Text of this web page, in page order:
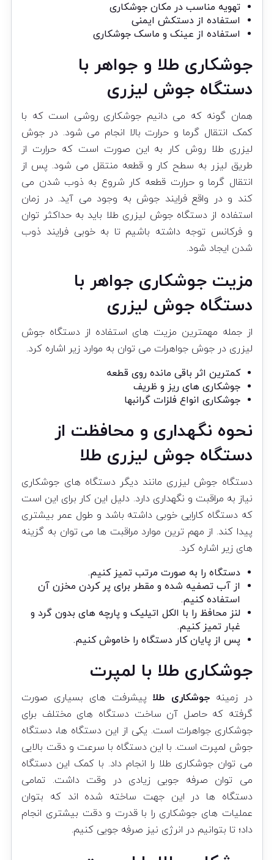
تهویه مناسب در مکان جوشکاری
استفاده از دستکش ایمنی
استفاده از عینک و ماسک جوشکاری
جوشکاری طلا و جواهر با
دستگاه جوش لیزری
همان گونه که می دانیم جوشکاری روشی است که با
کمک انتقال گرما و حرارت بالا انجام می شود. در جوش
لیزری طلا روش کار به این صورت است که حرارت از
طریق لیزر به سطح کار و قطعه منتقل می شود. پس از
انتقال گرما و حرارت قطعه کار شروع به ذوب شدن می
کند و در واقع فرایند جوش به وجود می آید. در زمان
استفاده از دستگاه جوش لیزری طلا باید به حداکثر توان
و فرکانس توجه داشته باشیم تا به خوبی فرایند ذوب
شدن ایجاد شود.
مزیت جوشکاری جواهر با
دستگاه جوش لیزری
از جمله مهمترین مزیت های استفاده از دستگاه جوش
لیزری در جوش جواهرات می توان به موارد زیر اشاره کرد.
کمترین اثر باقی مانده روی قطعه
جوشکاری های ریز و ظریف
جوشکاری انواع فلزات گرانبها
نحوه نگهداری و محافظت از
دستگاه جوش لیزری طلا
دستگاه جوش لیزری مانند دیگر دستگاه های جوشکاری
نیاز به مراقبت و نگهداری دارد. دلیل این کار برای این است
که دستگاه کارایی خوبی داشته باشد و طول عمر بیشتری
پیدا کند. از مهم ترین موارد مراقبت ها می توان به گزینه
های زیر اشاره کرد.
دستگاه را به صورت مرتب تمیز کنیم.
از آب تصفیه شده و مقطر برای پر کردن مخزن آن
استفاده کنیم.
لنز محافظ را با الکل اتیلیک و پارچه های بدون گرد و
غبار تمیز کنیم.
پس از پایان کار دستگاه را خاموش کنیم.
جوشکاری طلا با لمپرت
در زمینه جوشکاری طلا پیشرفت های بسیاری صورت
گرفته که حاصل آن ساخت دستگاه های مختلف برای
جوشکاری جواهرات است. یکی از این دستگاه ها، دستگاه
جوش لمپرت است. با این دستگاه با سرعت و دقت بالایی
می توان جوشکاری طلا را انجام داد. با کمک این دستگاه
می توان صرفه جویی زیادی در وقت داشت. تمامی
دستگاه ها در این جهت ساخته شده اند که بتوان
عملیات های جوشکاری را با قدرت و دقت بیشتری انجام
داد؛ تا بتوانیم در انرژی نیز صرفه جویی کنیم.